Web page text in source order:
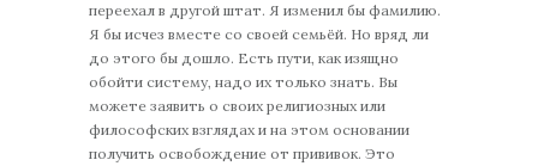
переехал в другой штат. Я изменил бы фамилию.
Я бы исчез вместе со своей семьёй. Но вряд ли
до этого бы дошло. Есть пути, как изящно
обойти систему, надо их только знать. Вы
можете заявить о своих религиозных или
философских взглядах и на этом основании
получить освобождение от прививок. Это